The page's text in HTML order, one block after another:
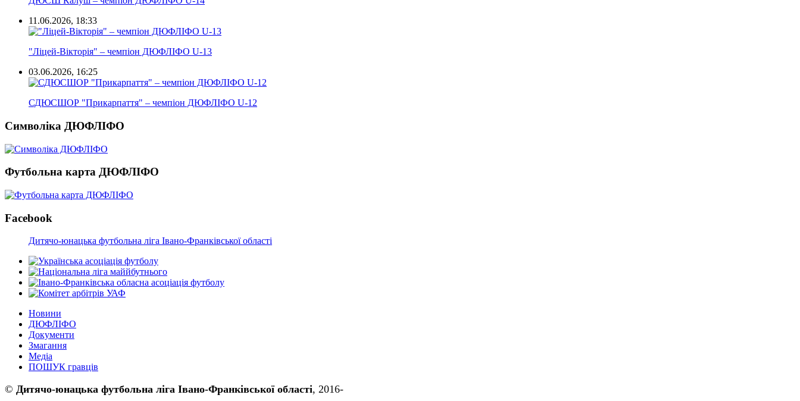
11.06.2026, 18:33
"Ліцей-Вікторія" – чемпіон ДЮФЛІФО U-13
03.06.2026, 16:25
СДЮСШОР "Прикарпаття" – чемпіон ДЮФЛІФО U-12
Символіка ДЮФЛІФО
Футбольна карта ДЮФЛІФО
Facebook
Дитячо-юнацька футбольна ліга Івано-Франківської області
Новини
ДЮФЛІФО
Документи
Змагання
Медіа
ПОШУК гравців
© Дитячо-юнацька футбольна ліга Івано-Франківської області, 2016-